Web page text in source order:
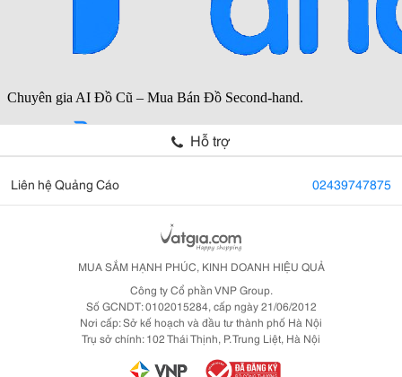
Hỗ trợ
Liên hệ Quảng Cáo 02439747875
MUA SẮM HẠNH PHÚC, KINH DOANH HIỆU QUẢ
Công ty Cổ phần VNP Group.
Số GCNDT: 0102015284, cấp ngày 21/06/2012
Nơi cấp: Sở kế hoạch và đầu tư thành phố Hà Nội
Trụ sở chính: 102 Thái Thịnh, P. Trung Liệt, Hà Nội